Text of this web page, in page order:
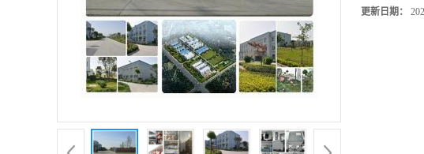
更新日期：